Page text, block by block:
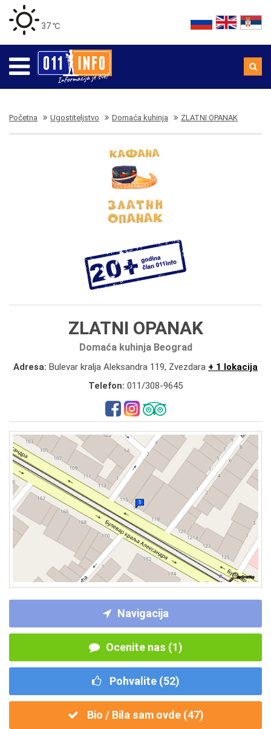
37 ℃
Početna Ugostiteljstvo Domaća kuhinja ZLATNI OPANAK
ZLATNI OPANAK
Domaća kuhinja Beograd
Adresa: Bulevar kralja Aleksandra 119, Zvezdara + 1 lokacija
Telefon: 011/308-9645
Navigacija
Ocenite nas (1)
Pohvalite (52)
Bio / Bila sam ovde (47)